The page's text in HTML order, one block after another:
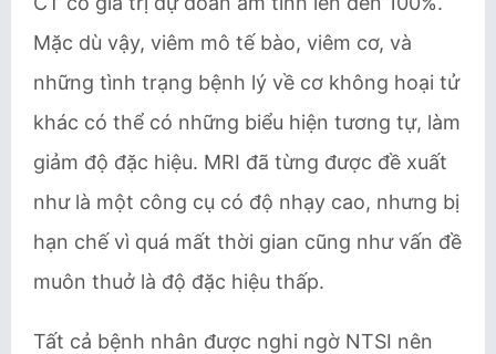
Mặc dù vậy, viêm mô tế bào, viêm cơ, và
những tình trạng bệnh lý về cơ không hoại tử
khác có thể có những biểu hiện tương tự, làm
giảm độ đặc hiệu. MRI đã từng được đề xuất
như là một công cụ có độ nhạy cao, nhưng bị
hạn chế vì quá mất thời gian cũng như vấn đề
muôn thuở là độ đặc hiệu thấp.
Tất cả bệnh nhân được nghi ngờ NTSI nên